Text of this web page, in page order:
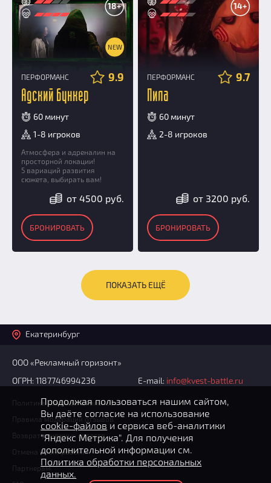
18+
NEW
ПЕРФОРМАНС 9.9
Адский бункер
60 минут
1-8 игроков
Атмосфера и адреналин на
просторной локации!
5 вариаций развития
сюжета, выбирать вам!
от 4500 руб.
БРОНИРОВАТЬ
14+
ПЕРФОРМАНС 9.7
Пила
60 минут
2-8 игроков
от 3200 руб.
БРОНИРОВАТЬ
ПОКАЗАТЬ ЕЩЁ
Екатеринбург
ООО «Рекламный горизонт»
ОГРН: 1187746994236
E-mail: info@kvest-battle.ru
Политика конфиденциальности
Правила модерации отзывов
Возврат денежных средств
Отмена бронирования
Партнерам
Продолжая пользоваться нашим сайтом,
Вы даёте согласие на использование
cookie-файлови сервиса веб-аналитики
"Яндекс Метрика". Для получения
дополнительной информации см.
Политика обработки персональных
данных.